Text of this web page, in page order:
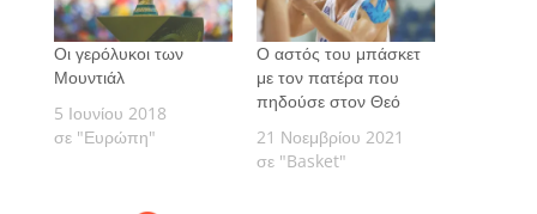
Οι γερόλυκοι των
Μουντιάλ
5 Ιουνίου 2018
σε "Ευρώπη"
Ο αστός του μπάσκετ
με τον πατέρα που
πηδούσε στον Θεό
21 Νοεμβρίου 2021
σε "Basket"